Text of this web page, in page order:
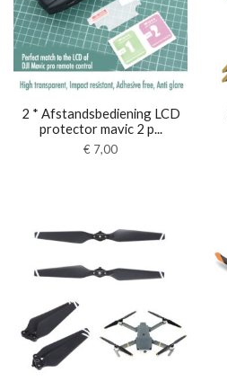
2 * Afstandsbediening LCD
protector mavic 2 p...
€ 7,00